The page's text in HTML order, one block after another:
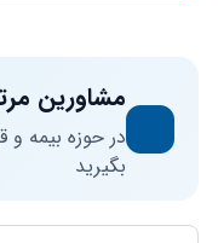
مشاورین
در حوزه بیمه
بگیرید